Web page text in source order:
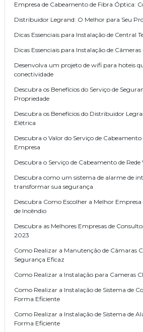
Empresa de Cabeamento de Fibra Óptica:
Distribuidor Legrand: O Melhor para Seu
Dicas Essenciais para Instalação de Central
Dicas Essenciais para Instalação de
Desenvolva um projeto de wifi para hoteis
conectividade
Descubra os Benefícios do Serviço de
Propriedade
Descubra os Benefícios do Distribuidor
Elétrica
Descubra o Valor do Serviço de Cabeamento
Empresa
Descubra o Serviço de Cabeamento de Rede
Descubra como um sistema de alarme de
transformar sua segurança
Descubra Como Escolher a Melhor
de Incêndio
Descubra as Melhores Empresas de
2023
Como Realizar a Manutenção de Câmaras
Segurança Eficaz
Como Realizar a Instalação para Cameras
Como Realizar a Instalação de Sistema de
Forma Eficiente
Como Realizar a Instalação de Sistema de
Forma Eficiente